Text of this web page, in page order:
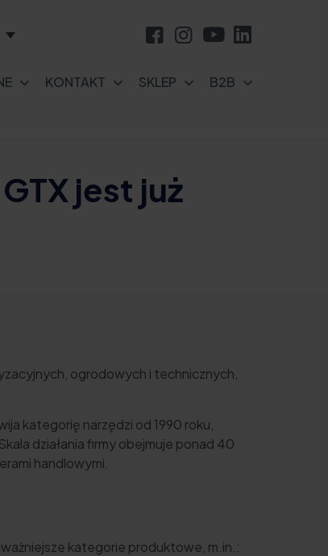
KONTAKT SKLEP
B2B
jest już
ogrodowych i technicznych,
kategorię narzędzi od 1990 roku,
. Skala działania firmy obejmuje ponad 40
handlowymi.
kategorie produktowe, m.in.: